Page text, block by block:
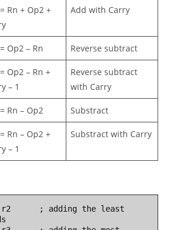
Rn + Op2 +
Add with Carry
Op2 – Rn Reverse subtract
Op2 – Rn +
– 1
Reverse subtract
with Carry
Rn – Op2 Substract
Rn – Op2 +
– 1
Substract with Carry
r2      ; adding the least